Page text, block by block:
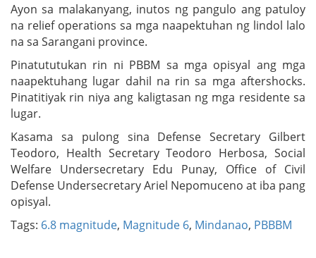
Ayon sa malakanyang, inutos ng pangulo ang patuloy
na relief operations sa mga naapektuhan ng lindol lalo
na sa Sarangani province.
Pinatututukan rin ni PBBM sa mga opisyal ang mga
naapektuhang lugar dahil na rin sa mga aftershocks.
Pinatitiyak rin niya ang kaligtasan ng mga residente sa
lugar.
Kasama sa pulong sina Defense Secretary Gilbert
Teodoro, Health Secretary Teodoro Herbosa, Social
Welfare Undersecretary Edu Punay, Office of Civil
Defense Undersecretary Ariel Nepomuceno at iba pang
opisyal.
Tags: 6.8 magnitude, Magnitude 6, Mindanao, PBBBM